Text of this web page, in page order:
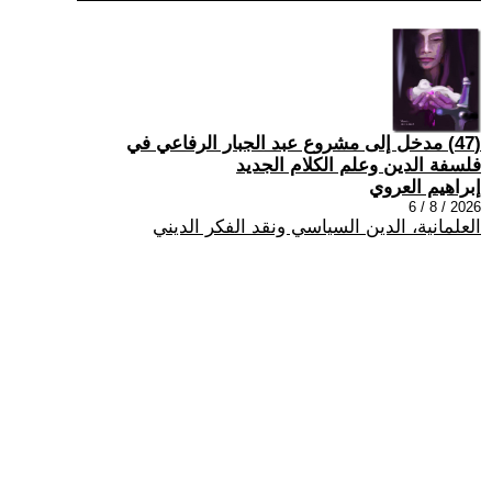
(47) مدخل إلى مشروع عبد الجبار الرفاعي في
فلسفة الدين وعلم الكلام الجديد
إبراهيم العروي
2026 / 8 / 6
العلمانية، الدين السياسي ونقد الفكر الديني